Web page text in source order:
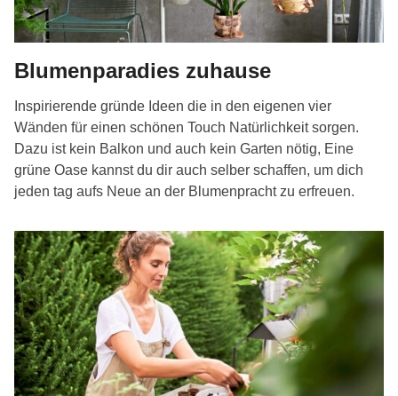
Blumenparadies zuhause
Inspirierende gründe Ideen die in den eigenen vier
Wänden für einen schönen Touch Natürlichkeit sorgen.
Dazu ist kein Balkon und auch kein Garten nötig, Eine
grüne Oase kannst du dir auch selber schaffen, um dich
jeden tag aufs Neue an der Blumenpracht zu erfreuen.